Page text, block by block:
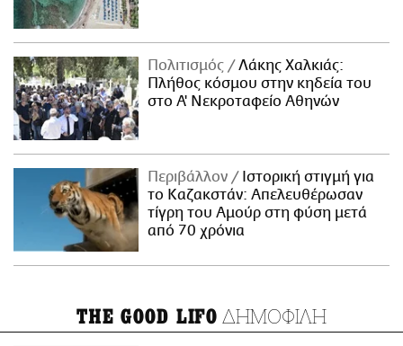
Πολιτισμός
Λάκης Χαλκιάς:
Πλήθος κόσμου στην κηδεία του
στο Α' Νεκροταφείο Αθηνών
Περιβάλλον
Ιστορική στιγμή για
το Καζακστάν: Απελευθέρωσαν
τίγρη του Αμούρ στη φύση μετά
από 70 χρόνια
THE GOOD LIFO ΔΗΜΟΦΙΛΗ